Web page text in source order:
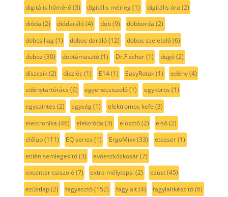
digitális hőmérő(3) digitális mérleg(1) digitális óra (2)
dióda (2) diódaráló(4) dob(9) dobborda (2)
dobcsillag(1) dobos daráló(12) dobos szeletelő(6)
doboz (30) dobtámasztó(1) Dr.Fischer(1) dugó(2)
díszcsík(2) díszléc(1) E14(1) EasyRotak(1) edény(4)
edénytartórács (6) egyenecsiszoló(1) egykörös (1)
egyszintes (2) egység(1) elektromos kefe (3)
elektronika (46) elektróda (3) elosztó(2) első(2)
előlap(111) EQ series (1) ErgoMixx(33) etazser(1)
etilén semlegesítő(3) evőeszközkosár(7)
excenter csiszoló(7) extra mélytepsi (2) ezüst(45)
ezüstlap(2) fagyasztó(152) fagylalt(4) fagylaltkészítő(6)